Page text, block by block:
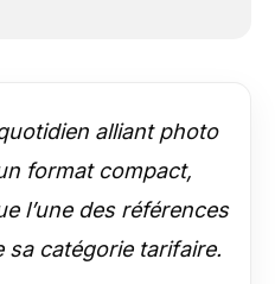
alliant photo
format compact,
l’une des références
sa catégorie tarifaire.